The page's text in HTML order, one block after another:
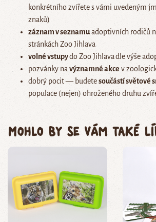
konkrétního zvířete s vámi uvedeným
znaků)
záznam v seznamuadoptivních rodičů
stránkách Zoo Jihlava
volné vstupydo Zoo Jihlavadle výše
pozvánky na významné akce v
dobrý pocit — budetesoučástí světové
populace (nejen) ohroženého druhu
Mohlo by se vám také